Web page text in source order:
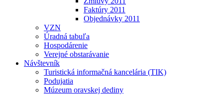
Faktúry 2011
Objednávky 2011
VZN
Úradná tabuľa
Hospodárenie
Verejné obstarávanie
Návštevník
Turistická informačná kancelária (TIK)
Podujatia
Múzeum oravskej dediny